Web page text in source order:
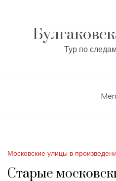
Тур по
Московские улицы в
Старые